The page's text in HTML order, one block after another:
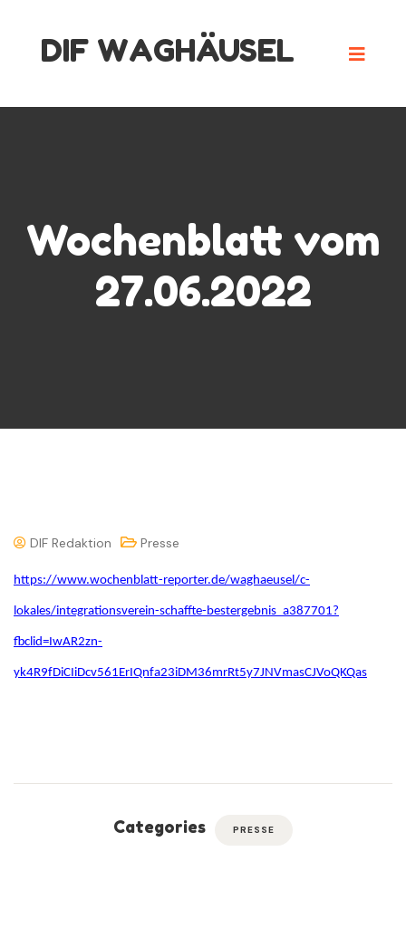
DIF WAGHÄUSEL
Wochenblatt vom
27.06.2022
DIF Redaktion Presse
https://www.wochenblatt-reporter.de/waghaeusel/c-
lokales/integrationsverein-schaffte-bestergebnis_a387701?
fbclid=IwAR2zn-
yk4R9fDiCIiDcv561ErIQnfa23iDM36mrRt5y7JNVmasCJVoQKQas
Categories PRESSE